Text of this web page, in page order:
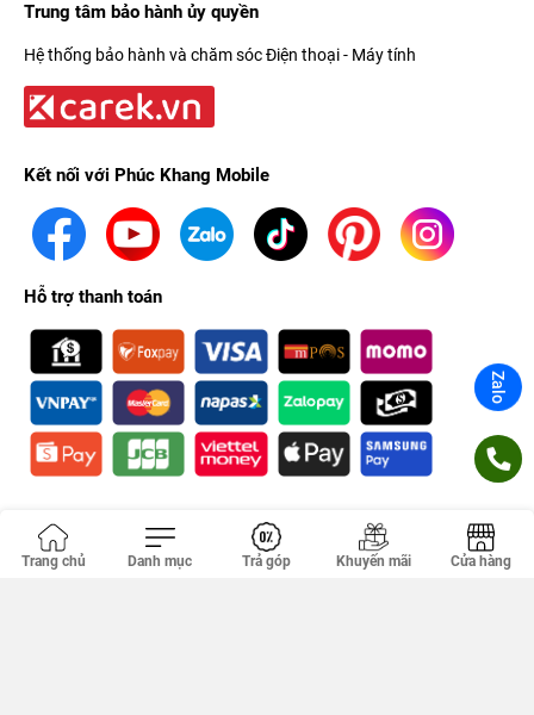
Trung tâm bảo hành ủy quyền
Hệ thống bảo hành và chăm sóc Điện thoại - Máy tính
Kết nối với Phúc Khang Mobile
Hỗ trợ thanh toán
Chứng nhận
Zalo
Trang chủ Danh mục Trả góp Khuyến mãi Cửa hàng